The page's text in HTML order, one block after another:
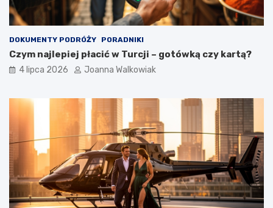
DOKUMENTY PODRÓŻY PORADNIKI
Czym najlepiej płacić w Turcji – gotówką czy kartą?
4 lipca 2026 Joanna Walkowiak